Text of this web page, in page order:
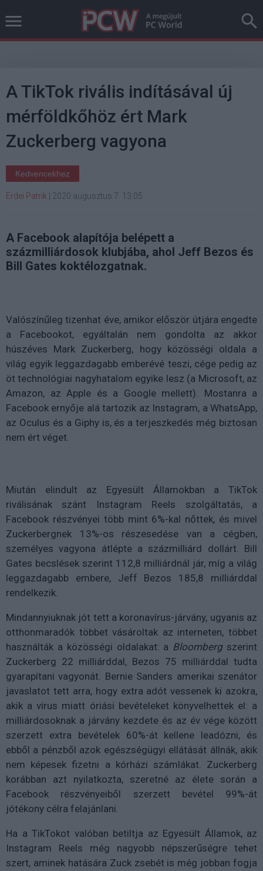
A TikTok rivális indításával új
mérföldkőhöz ért Mark
Zuckerberg vagyona
Kedvencekhez
Erdei Patrik 2020 augusztus 7. 13:05
A Facebook alapítója belépett a
százmilliárdosok klubjába, ahol Jeff Bezos és
Bill Gates koktélozgatnak.
Valószínűleg tizenhat éve, amikor először útjára engedte
a Facebookot, egyáltalán nem gondolta az akkor
húszéves Mark Zuckerberg, hogy közösségi oldala a
világ egyik leggazdagabb emberévé teszi, cége pedig az
öt technológiai nagyhatalom egyike lesz (a Microsoft, az
Amazon, az Apple és a Google mellett). Mostanra a
Facebook ernyője alá tartozik az Instagram, a WhatsApp,
az Oculus és a Giphy is, és a terjeszkedés még biztosan
nem ért véget.
Miután elindult az Egyesült Államokban a TikTok
riválisának szánt Instagram Reels szolgáltatás, a
Facebook részvényei több mint 6%-kal nőttek, és mivel
Zuckerbergnek 13%-os részesedése van a cégben,
személyes vagyona átlépte a százmilliárd dollárt. Bill
Gates becslések szerint 112,8 milliárdnál jár, míg a világ
leggazdagabb embere, Jeff Bezos 185,8 milliárddal
rendelkezik.
Mindannyiuknak jót tett a koronavírus-járvány, ugyanis az
otthonmaradók többet vásároltak az interneten, többet
használták a közösségi oldalakat: a Bloombergszerint
Zuckerberg 22 milliárddal, Bezos 75 milliárddal tudta
gyarapítani vagyonát. Bernie Sanders amerikai szenátor
javaslatot tett arra, hogy extra adót vessenek ki azokra,
akik a vírus miatt óriási bevételeket könyvelhettek el: a
milliárdosoknak a járvány kezdete és az év vége között
szerzett extra bevételek 60%-át kellene leadózni, és
ebből a pénzből azok egészségügyi ellátását állnák, akik
nem képesek fizetni a kórházi számlákat. Zuckerberg
korábban azt nyilatkozta, szeretné az élete során a
Facebook részvényeiből szerzett bevétel 99%-át
jótékony célra felajánlani.
Ha a TikTokot valóban betiltja az Egyesült Államok, az
Instagram Reels még nagyobb népszerűségre tehet
szert, aminek hatására Zuck zsebét is még jobban fogja